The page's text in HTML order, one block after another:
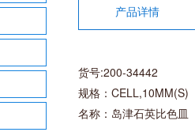
产品详情
货号:200-34442
规格：CELL,10MM(S)
名称：岛津石英比色皿